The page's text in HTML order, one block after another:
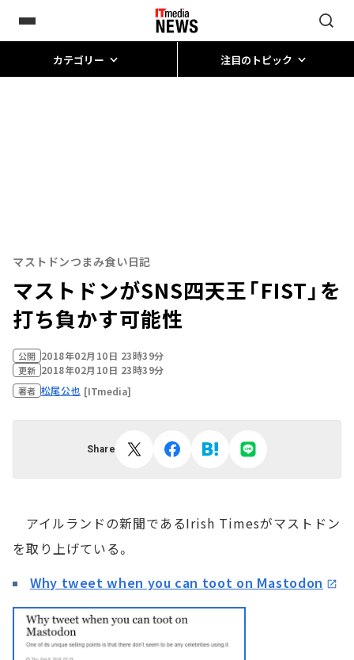
カテゴリー 注目のトピック
マストドンつまみ食い日記
マストドンがSNS四天王「FIST」を
打ち負かす可能性
公開 2018年02月10日 23時39分
更新 2018年02月10日 23時39分
著者 松尾公也 [ITmedia]
Share
アイルランドの新聞であるIrish Timesがマストドン
を取り上げている。
Why tweet when you can toot on Mastodon